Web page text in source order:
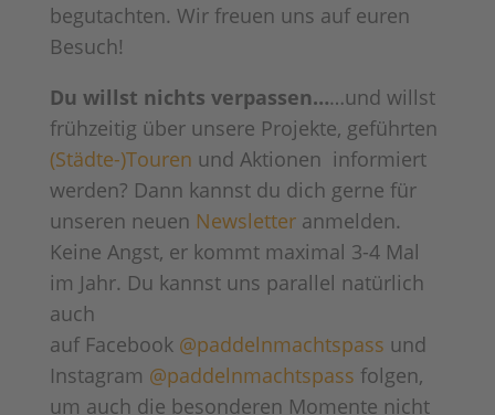
begutachten. Wir freuen uns auf euren
Besuch!
Du willst nichts verpassen……und willst
frühzeitig über unsere Projekte, geführten
(Städte-)Touren und Aktionen informiert
werden? Dann kannst du dich gerne für
unseren neuen Newsletteranmelden.
Keine Angst, er kommt maximal 3-4 Mal
im Jahr. Du kannst uns parallel natürlich
auch
auf Facebook @paddelnmachtspass und
Instagram @paddelnmachtspass folgen,
um auch die besonderen Momente nicht